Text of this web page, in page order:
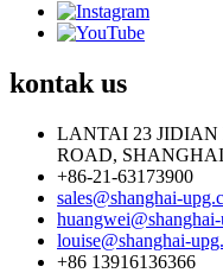
kontak us
LANTAI 23 JIDIAN
ROAD,
+86-21-63173900
sales@shanghai-
louise@shanghai-
+86 13916136366